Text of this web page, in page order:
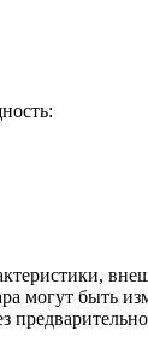
могут быть